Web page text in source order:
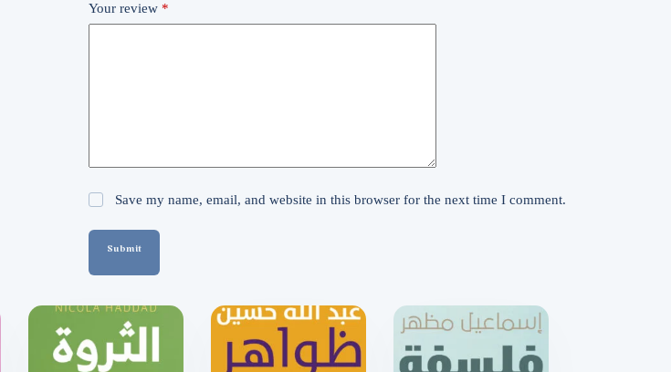
Your review *
Save my name, email, and website in this browser for the next time I comment.
Submit